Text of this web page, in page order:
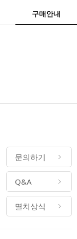
구매안내
문의하기
Q&A
멸치상식